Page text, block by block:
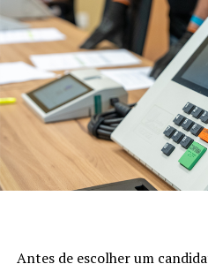
Antes de escolher um